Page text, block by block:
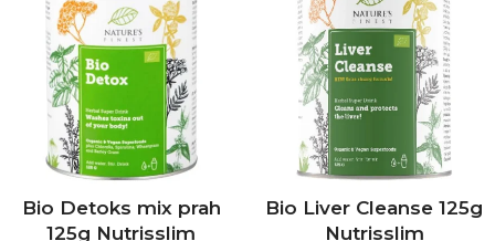
Bio Detoks mix prah
125g Nutrisslim
Bio Liver Cleanse 125g
Nutrisslim